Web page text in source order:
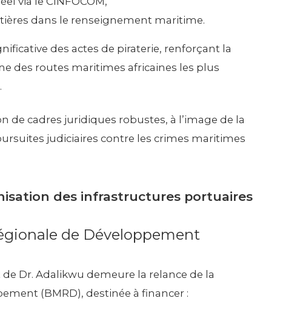
dans le renseignement maritime.
des actes de piraterie, renforçant la
des routes maritimes africaines les plus
de cadres juridiques robustes, à l’image de la
judiciaires contre les crimes maritimes
des infrastructures portuaires
de Développement
Dr. Adalikwu demeure la relance de la
(BMRD), destinée à financer :